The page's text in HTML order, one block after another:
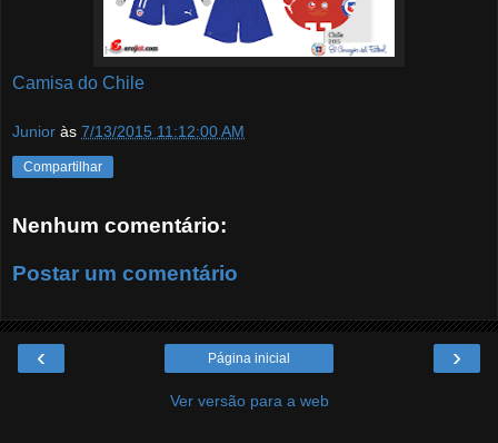
Camisa do Chile
Junior às 7/13/2015 11:12:00 AM
Compartilhar
Nenhum comentário:
Postar um comentário
‹ ›
Página inicial
Ver versão para a web